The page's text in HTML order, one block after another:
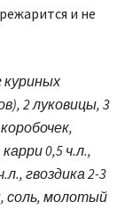
и не
куриных
2 луковицы, 3
0,5 ч.л.,
гвоздика 2-3
соль, молотый